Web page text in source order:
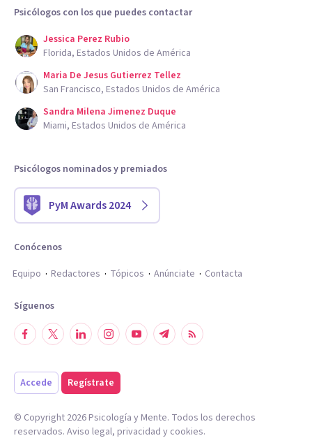
Psicólogos con los que puedes contactar
Jessica Perez Rubio
Florida, Estados Unidos de América
Maria De Jesus Gutierrez Tellez
San Francisco, Estados Unidos de América
Sandra Milena Jimenez Duque
Miami, Estados Unidos de América
Psicólogos nominados y premiados
PyM Awards 2024
Conócenos
Equipo
Redactores Tópicos Anúnciate Contacta
Síguenos
Accede Regístrate
© Copyright 2026Psicología y Mente. Todos los derechos
reservados. Aviso legal, privacidad y cookies.